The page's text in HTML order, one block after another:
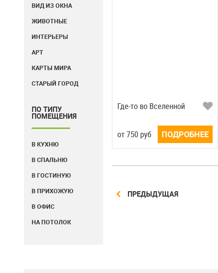
ВИД ИЗ ОКНА
ЖИВОТНЫЕ
ИНТЕРЬЕРЫ
АРТ
КАРТЫ МИРА
СТАРЫЙ ГОРОД
ПО ТИПУ
ПОМЕЩЕНИЯ
В КУХНЮ
В СПАЛЬНЮ
В ГОСТИНУЮ
В ПРИХОЖУЮ
В ОФИС
НА ПОТОЛОК
Где-то во Вселенной
от750руб ПОДРОБНЕЕ
ПРЕДЫДУЩАЯ